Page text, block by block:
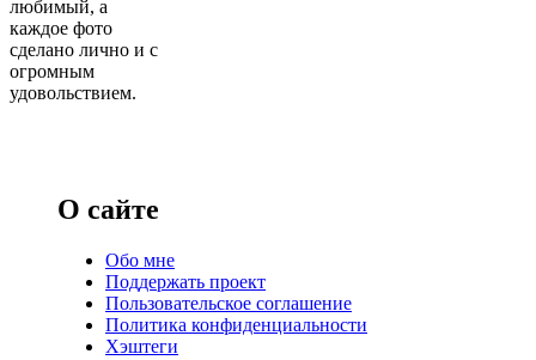
любимый, а
каждое фото
сделано лично и с
огромным
удовольствием.
О сайте
Обо мне
Поддержать проект
Пользовательское соглашение
Политика конфиденциальности
Хэштеги